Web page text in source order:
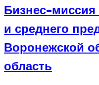
Бизнес-
и среднего
Воронежской
область